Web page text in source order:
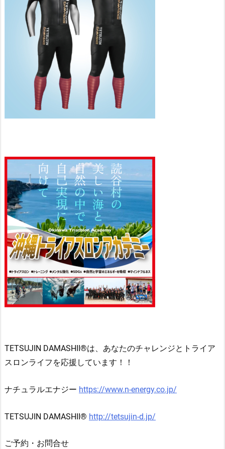
TETSUJIN DAMASHII ®︎は、 あなたのチャレンジとトライア
スロンライフを応援しています！！
ナチュラルエナジー https://www.n-energy.co.jp/
TETSUJIN DAMASHII® http://tetsujin-d.jp/
ご予約・お問合せ